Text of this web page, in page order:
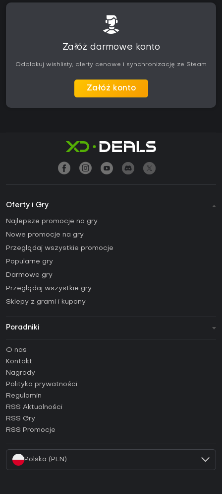
Załóż darmowe konto
Odblokuj wishlisty, alerty cenowe i synchronizację ze Steam
Załóż konto
Oferty i Gry
Najlepsze promocje na gry
Nowe promocje na gry
Przeglądaj wszystkie promocje
Popularne gry
Darmowe gry
Przeglądaj wszystkie gry
Sklepy z grami i kupony
Poradniki
Poradniki
Jak aktywować klucz Steam (CD Key)?
Jak aktywować klucz Epic Games (CD Key)?
Jak aktywować klucz GOG (CD Key)?
Jak aktywować klucz Ubisoft Connect (CD Key)?
O nas
Kontakt
Nagrody
Polityka prywatności
Regulamin
RSS Aktualności
RSS Gry
RSS Promocje
Polska (PLN)